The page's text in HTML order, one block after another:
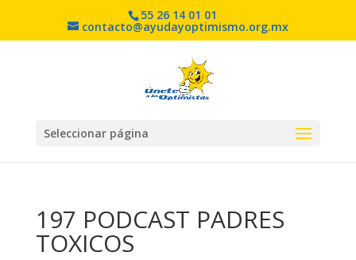
55 26 14 01 01
contacto@ayudayoptimismo.org.mx
Seleccionar página
197 PODCAST PADRES
TOXICOS